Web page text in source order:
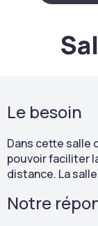
Le besoin
Dans cette salle
pouvoir faciliter
distance. La
Notre